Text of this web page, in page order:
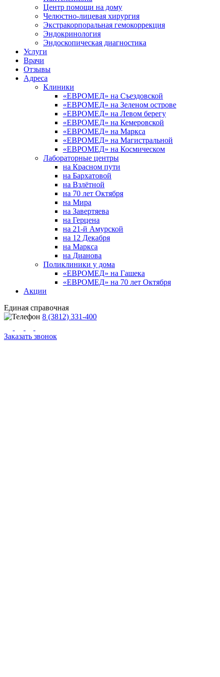
Центр помощи на дому
Челюстно-лицевая хирургия
Экстракорпоральная гемокоррекция
Эндокринология
Эндоскопическая диагностика
Услуги
Врачи
Отзывы
Адреса
Клиники
«ЕВРОМЕД» на Съездовской
«ЕВРОМЕД» на Зеленом острове
«ЕВРОМЕД» на Левом берегу
«ЕВРОМЕД» на Кемеровской
«ЕВРОМЕД» на Маркса
«ЕВРОМЕД» на Магистральной
«ЕВРОМЕД» на Космическом
Лабораторные центры
на Красном пути
на Бархатовой
на Взлётной
на 70 лет Октября
на Мира
на Завертяева
на Герцена
на 21-й Амурской
на 12 Декабря
на Маркса
на Дианова
Поликлиники у дома
«ЕВРОМЕД» на Гашека
«ЕВРОМЕД» на 70 лет Октября
Акции
Единая справочная
8 (3812) 331-400
Заказать звонок